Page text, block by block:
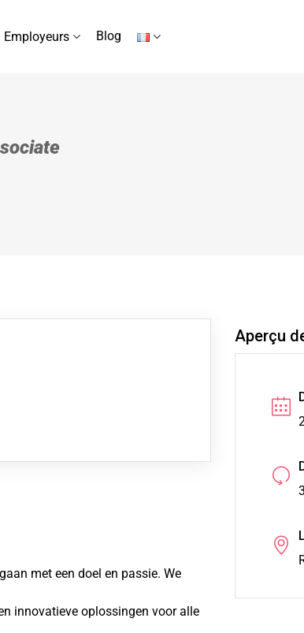
Employeurs Blog
met een doel en passie. We
innovatieve oplossingen voor alle
Aperçu